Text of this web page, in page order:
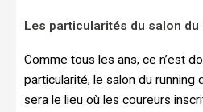
Les particularités du salon du
Comme tous les ans, ce n’est
particularité, le salon du running
sera le lieu où les coureurs